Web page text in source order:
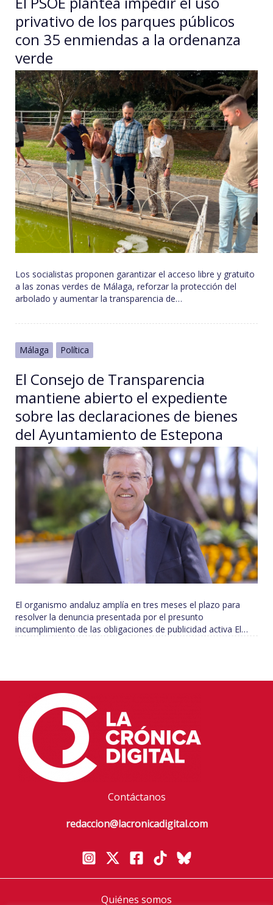
privativo de los parques públicos
con 35 enmiendas a la ordenanza
verde
Los socialistas proponen garantizar el acceso libre y gratuito
a las zonas verdes de Málaga, reforzar la protección del
arbolado y aumentar la transparencia de…
Málaga Política
El Consejo de Transparencia
mantiene abierto el expediente
sobre las declaraciones de bienes
del Ayuntamiento de Estepona
El organismo andaluz amplía en tres meses el plazo para
resolver la denuncia presentada por el presunto
incumplimiento de las obligaciones de publicidad activa El…
Contáctanos
redaccion@lacronicadigital.com
Quiénes somos